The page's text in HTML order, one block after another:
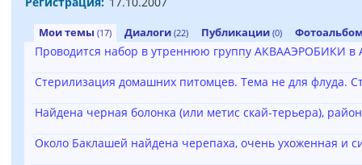
Мои темы (17) Диалоги (22) Публикации (0)
Проводится набор в утреннюю группу АКВААЭРОБИКИ в
Стерилизация домашних питомцев. Тема не для флуда.
Найдена черная болонка (или метис скай-терьера),
Около Баклашей найдена черепаха, очень ухоженная и